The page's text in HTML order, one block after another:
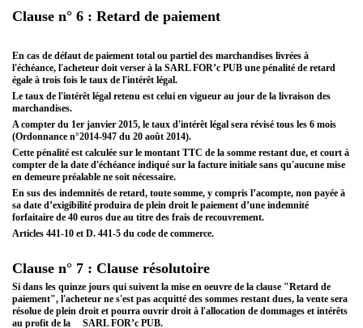
Clause n° 6 : Retard de paiement
En cas de défaut de paiement total ou partiel des marchandises livrées à
l'échéance, l'acheteur doit verser à la SARL FOR’c PUB une pénalité de retard
égale à trois fois le taux de l'intérêt légal.
Le taux de l'intérêt légal retenu est celui en vigueur au jour de la livraison des
marchandises.
A compter du 1er janvier 2015, le taux d'intérêt légal sera révisé tous les 6 mois
(Ordonnance n°2014-947 du 20 août 2014).
Cette pénalité est calculée sur le montant TTC de la somme restant due, et court à
compter de la date d'échéance indiqué sur la facture initiale sans qu'aucune mise
en demeure préalable ne soit nécessaire.
En sus des indemnités de retard, toute somme, y compris l’acompte, non payée à
sa date d’exigibilité produira de plein droit le paiement d’une indemnité
forfaitaire de 40 euros due au titre des frais de recouvrement.
Articles 441-10 et D. 441-5 du code de commerce.
Clause n° 7 : Clause résolutoire
Si dans les quinze jours qui suivent la mise en oeuvre de la clause "Retard de
paiement", l'acheteur ne s'est pas acquitté des sommes restant dues, la vente sera
résolue de plein droit et pourra ouvrir droit à l'allocation de dommages et intérêts
au profit de la
SARL FOR’c PUB.